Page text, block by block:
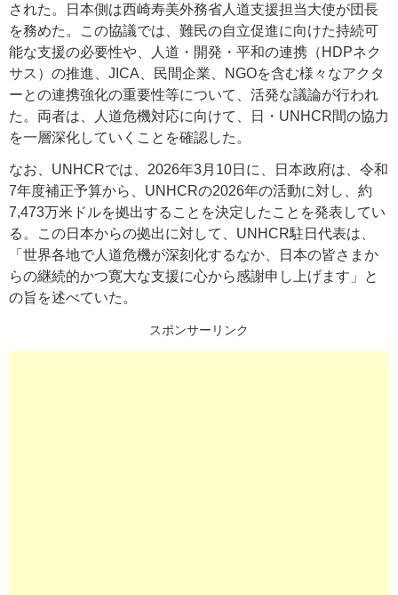
された。日本側は西崎寿美外務省人道支援担当大使が団長
を務めた。この協議では、難民の自立促進に向けた持続可
能な支援の必要性や、人道・開発・平和の連携（HDPネク
サス）の推進、JICA、民間企業、NGOを含む様々なアクタ
ーとの連携強化の重要性等について、活発な議論が行われ
た。両者は、人道危機対応に向けて、日・UNHCR間の協力
を一層深化していくことを確認した。
なお、UNHCRでは、2026年3月10日に、日本政府は、令和
7年度補正予算から、UNHCRの2026年の活動に対し、約
7,473万米ドルを拠出することを決定したことを発表してい
る。この日本からの拠出に対して、UNHCR駐日代表は、
「世界各地で人道危機が深刻化するなか、日本の皆さまか
らの継続的かつ寛大な支援に心から感謝申し上げます」と
の旨を述べていた。
スポンサーリンク